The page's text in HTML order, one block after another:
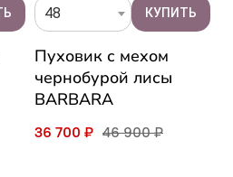
48
Пуховик с мехом
чернобурой лисы
BARBARA
36 700 ₽ 46 900 ₽